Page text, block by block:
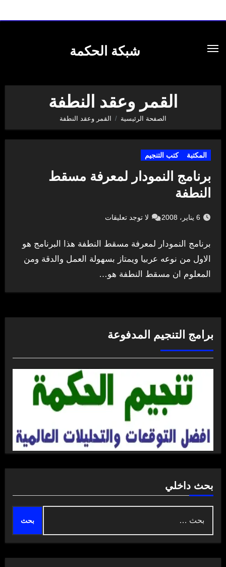
شبكة الحكمة
القمر وعقد النطفة
الصفحة الرئيسية القمر وعقد النطفة
المكتبة كتب التنجيم
برنامج النمودار لمعرفة مسقط
النطفة
6 يناير، 2008 لا توجد تعليقات
برنامج النمودار لمعرفة مسقط النطفة هذا البرنامج هو
الاول من نوعه عربيا ويمتاز بسهولة العمل والدقة ومن
المعلوم ان مسقط النطفة هو…
برامج التنجيم المدفوعة
بحث داخلي
عن: